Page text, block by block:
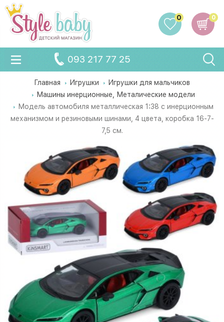
0
0
093 217 77 25
Главная Игрушки
Игрушки для мальчиков
Машины инерционные, Металические модели
Модель автомобиля металлическая 1:38 с инерционным
механизмом и резиновыми шинами, 4 цвета, коробка 16-7-
7,5 см.